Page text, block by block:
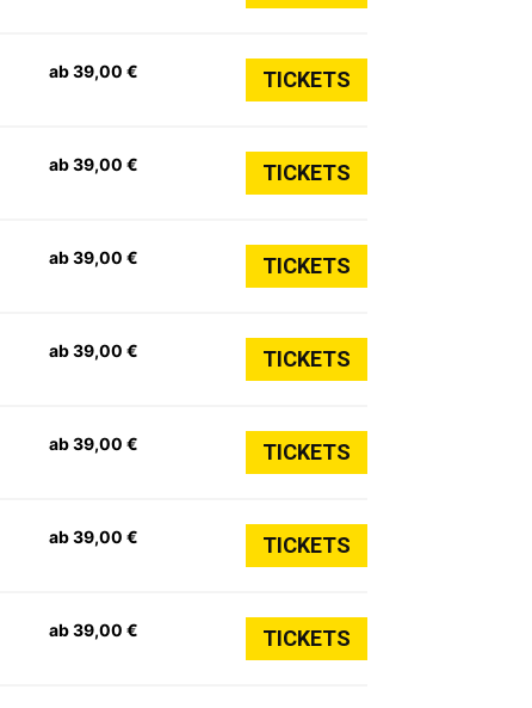
ab 39,00 € TICKETS
ab 39,00 € TICKETS
ab 39,00 € TICKETS
ab 39,00 € TICKETS
ab 39,00 € TICKETS
ab 39,00 € TICKETS
ab 39,00 € TICKETS